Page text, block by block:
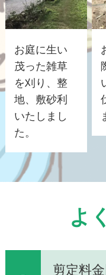
お庭に生い
茂った雑草
を刈り、整
地、敷砂利
いたしまし
た。
よ
剪定料